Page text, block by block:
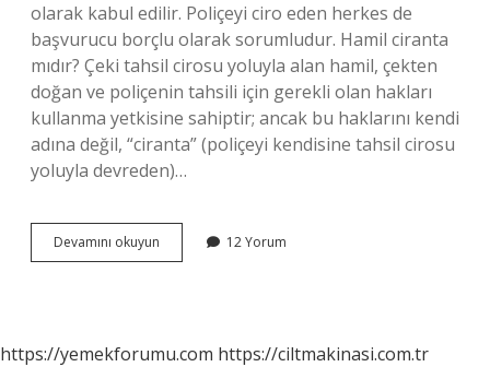
olarak kabul edilir. Poliçeyi ciro eden herkes de
başvurucu borçlu olarak sorumludur. Hamil ciranta
mıdır? Çeki tahsil cirosu yoluyla alan hamil, çekten
doğan ve poliçenin tahsili için gerekli olan hakları
kullanma yetkisine sahiptir; ancak bu haklarını kendi
adına değil, “ciranta” (poliçeyi kendisine tahsil cirosu
yoluyla devreden)…
Devamını okuyun
Mı
12 Yorum
https://yemekforumu.com https://ciltmakinasi.com.tr